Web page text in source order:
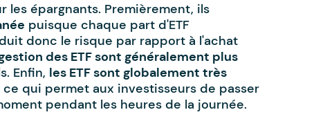
les épargnants. Premièrement, ils
puisque chaque part d'ETF
donc le risque par rapport à l'achat
des ETF sont généralement plus
Enfin, les ETF sont globalement très
qui permet aux investisseurs de passer
pendant les heures de la journée.